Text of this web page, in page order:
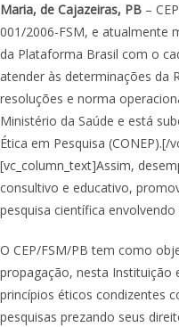
Maria, de Cajazeiras, PB –
001/2006-FSM, e atualmente
da Plataforma Brasil com o
atender às determinações da
resoluções e norma
Ministério da Saúde e está
Ética em Pesquisa (CONEP).[/
[vc_column_text]Assim,
consultivo e educativo,
pesquisa científica
O CEP/FSM/PB tem como
propagação, nesta Instituição
princípios éticos condizentes
pesquisas prezando seus